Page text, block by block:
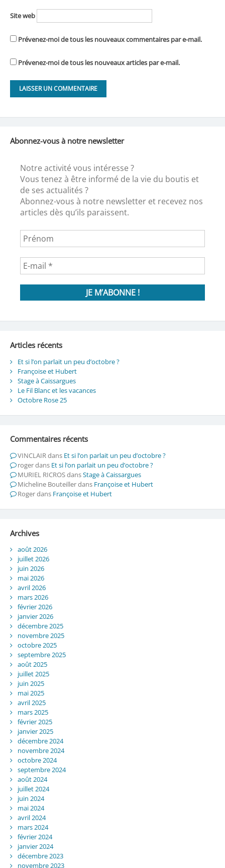
Site web
Prévenez-moi de tous les nouveaux commentaires par e-mail.
Prévenez-moi de tous les nouveaux articles par e-mail.
Abonnez-vous à notre newsletter
Notre activité vous intéresse ?
Vous tenez à être informé de la vie du boutis et
de ses actualités ?
Abonnez-vous à notre newsletter et recevez nos
articles dès qu’ils paraissent.
Articles récents
Et si l’on parlait un peu d’octobre ?
Françoise et Hubert
Stage à Caissargues
Le Fil Blanc et les vacances
Octobre Rose 25
Commentaires récents
VINCLAIRdans Et si l’on parlait un peu d’octobre ?
rogerdans Et si l’on parlait un peu d’octobre ?
MURIEL RICROSdansStage à Caissargues
Micheline Bouteillerdans Françoise et Hubert
Rogerdans Françoise et Hubert
Archives
août 2026
juillet 2026
juin 2026
mai 2026
avril 2026
mars 2026
février 2026
janvier 2026
décembre 2025
novembre 2025
octobre 2025
septembre 2025
août 2025
juillet 2025
juin 2025
mai 2025
avril 2025
mars 2025
février 2025
janvier 2025
décembre 2024
novembre 2024
octobre 2024
septembre 2024
août 2024
juillet 2024
juin 2024
mai 2024
avril 2024
mars 2024
février 2024
janvier 2024
décembre 2023
novembre 2023